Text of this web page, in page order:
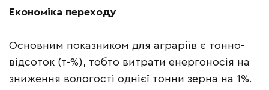
Економіка переходу
Основним показником для аграріїв є тонно-
відсоток (т-%), тобто витрати енергоносія на
зниження вологості однієї тонни зерна на 1%.